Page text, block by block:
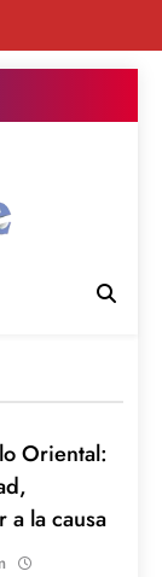
e informacion
Oriental:
la causa